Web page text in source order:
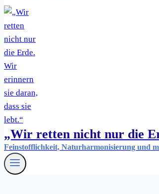
„Wir retten nicht nur die
Feinstofflichkeit, Naturharmonisierung und